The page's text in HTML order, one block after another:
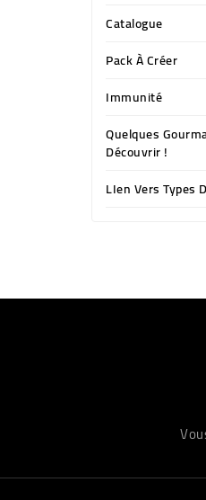
Catalogue
Pack À Créer
Immunité
Quelques
Découvrir !
LIen Vers Types